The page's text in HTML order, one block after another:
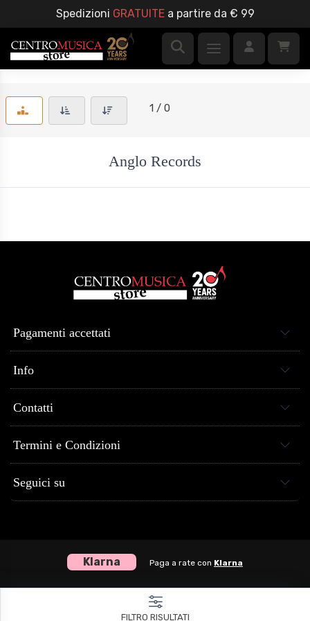
Spedizioni GRATUITEa partire da € 99
1 / 0
Anglo Records
Pagamenti accettati
Info
Contatti
Termini e Condizioni
Seguici su
FILTRO RISULTATI
Klarna Paga a rate con Klarna
Centro Musica Store® dal 2005 al tuo servizio - P.Iva 04307120651